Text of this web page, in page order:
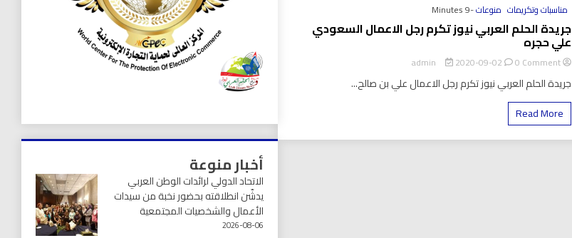
مناسبات وتكريمات منوعات-9 Minutes
جريدة الحلم العربي نيوز تكرم رجل الاعمال السعودي
علي حجره
admin
2020-09-02 0 Comment
on
الحلم
رجل
جريدة الحلم العربي نيوز تكرم رجل الاعمال علي بن صالح...
Read More
أخبار منوعة
الاتحاد الدولي لرائدات الوطن العربي
يدشّن انطلاقته بحضور نخبة من سيدات
الأعمال والشخصيات المجتمعية
2026-08-06